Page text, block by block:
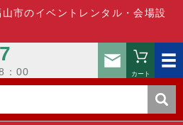
山市のイベントレンタル・会場設
：00
お問い
カート